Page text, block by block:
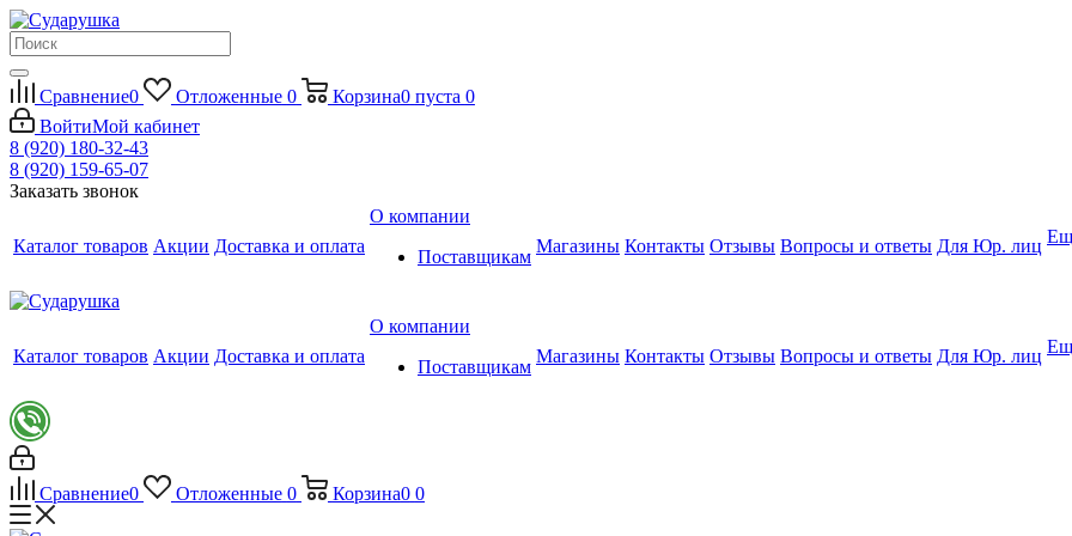
Сравнение0 Отложенные 0 Корзина0 пуста 0
ВойтиМой кабинет
8 (920) 180-32-43
8 (920) 159-65-07
Заказать звонок
Каталог товаров Акции Доставка и оплата
О компании
Поставщикам
Магазины Контакты Отзывы Вопросы и ответы Для Юр. лиц
Каталог товаров Акции Доставка и оплата
О компании
Поставщикам
Магазины Контакты Отзывы Вопросы и ответы Для Юр. лиц
Сравнение0 Отложенные 0 Корзина0 0